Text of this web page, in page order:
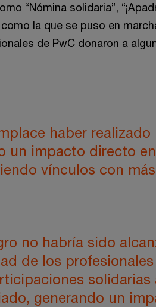
“Nómina solidaria”,
la que se puso en
de PwC donaron a
haber
un impacto directo
vínculos con
no habría sido
de los
generando un